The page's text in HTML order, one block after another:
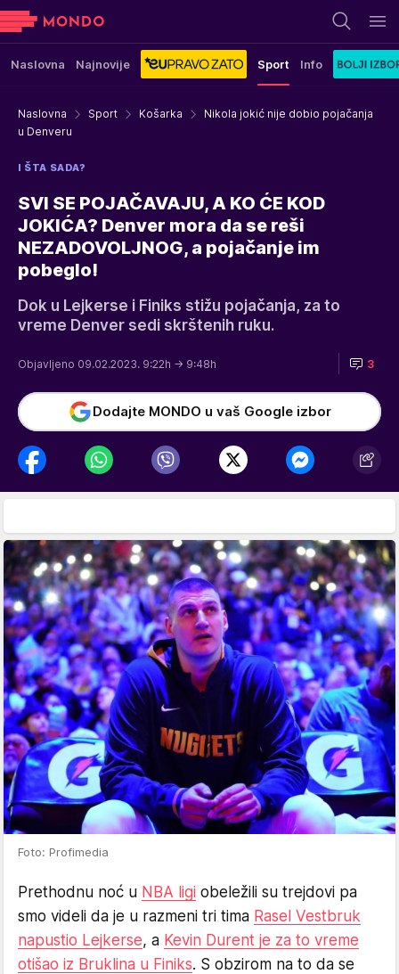
Naslovna Najnovije Sport Info
Naslovna Sport Košarka
Nikola jokić nije dobio pojačanja
u Denveru
I ŠTA SADA?
SVI SE POJAČAVAJU, A KO ĆE KOD
JOKIĆA? Denver mora da se reši
NEZADOVOLJNOG, a pojačanje im
pobeglo!
Dok u Lejkerse i Finiks stižu pojačanja, za to
vreme Denver sedi skrštenih ruku.
Objavljeno 09.02.2023. 9:22h → 9:48h 3
Dodajte MONDO u vaš Google izbor
Foto: Profimedia
Prethodnu noć u NBA ligi obeležili su trejdovi pa
smo videli da je u razmeni tri tima Rasel Vestbruk
napustio Lejkerse, a Kevin Durent je za to vreme
otišao iz Bruklina u Finiks. S obzirom na to da se